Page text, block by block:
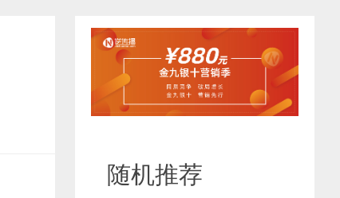
随机推荐